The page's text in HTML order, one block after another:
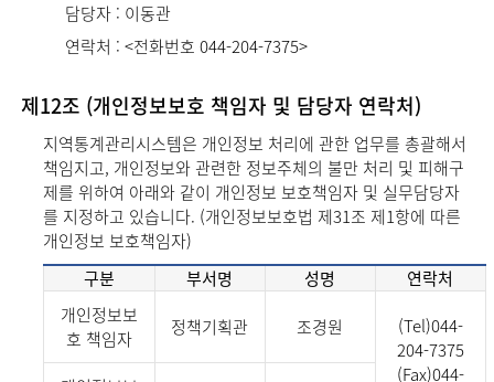
담당자 : 이동관
연락처 : <전화번호 044-204-7375>
제12조 (개인정보보호 책임자 및 담당자 연락처)
지역통계관리시스템은 개인정보 처리에 관한 업무를 총괄해서
책임지고, 개인정보와 관련한 정보주체의 불만 처리 및 피해구
제를 위하여 아래와 같이 개인정보 보호책임자 및 실무담당자
를 지정하고 있습니다. (개인정보보호법 제31조 제1항에 따른
개인정보 보호책임자)
구분
부서명 성명
연락처
개인정보보
호 책임자
정책기획관 조경원
(Tel)044-
204-7375
(Fax)044-